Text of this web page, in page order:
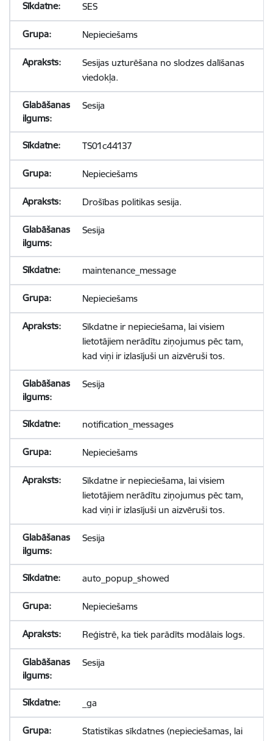
SES
Nepieciešams
Sesijas uzturēšana no slodzes dalīšanas
viedokļa.
Sesija
TS01c44137
Nepieciešams
Drošības politikas sesija.
Sesija
maintenance_message
Nepieciešams
Sīkdatne ir nepieciešama, lai visiem
lietotājiem nerādītu ziņojumus pēc tam,
kad viņi ir izlasījuši un aizvēruši tos.
Sesija
notification_messages
Nepieciešams
Sīkdatne ir nepieciešama, lai visiem
lietotājiem nerādītu ziņojumus pēc tam,
kad viņi ir izlasījuši un aizvēruši tos.
Sesija
auto_popup_showed
Nepieciešams
Reģistrē, ka tiek parādīts modālais logs.
Sesija
_ga
Statistikas sīkdatnes (nepieciešamas, lai